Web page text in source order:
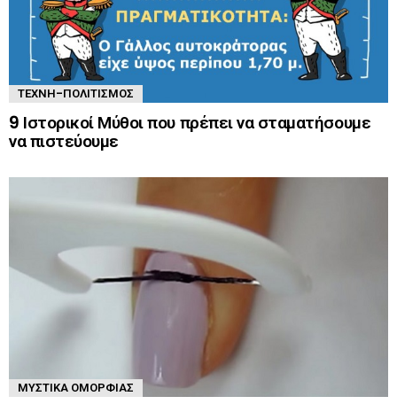
ΤΈΧΝΗ-ΠΟΛΙΤΙΣΜΌΣ
9 Ιστορικοί Μύθοι που πρέπει να σταματήσουμε
να πιστεύουμε
ΜΥΣΤΙΚΆ ΟΜΟΡΦΙΆΣ